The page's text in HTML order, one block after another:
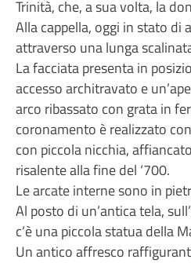
Trinità, che, a sua volta, la
Alla cappella, oggi in stato di
attraverso una lunga
La facciata presenta in
accesso architravato e
arco ribassato con grata in
coronamento è realizzato
con piccola nicchia,
risalente alla fine del ‘700.
Le arcate interne sono in
Al posto di un’antica tela,
c’è una piccola statua della
Un antico affresco